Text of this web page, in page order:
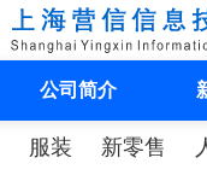
公司简介
服装 新零售